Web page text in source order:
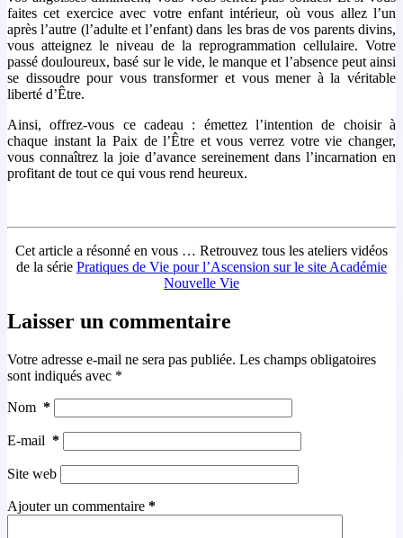
faites cet exercice avec votre enfant intérieur, où vous allez l’un
après l’autre (l’adulte et l’enfant) dans les bras de vos parents divins,
vous atteignez le niveau de la reprogrammation cellulaire. Votre
passé douloureux, basé sur le vide, le manque et l’absence peut ainsi
se dissoudre pour vous transformer et vous mener à la véritable
liberté d’Être.
Ainsi, offrez-vous ce cadeau : émettez l’intention de choisir à
chaque instant la Paix de l’Être et vous verrez votre vie changer,
vous connaîtrez la joie d’avance sereinement dans l’incarnation en
profitant de tout ce qui vous rend heureux.
Cet article a résonné en vous … Retrouvez tous les ateliers vidéos
de la série Pratiques de Vie pour l’Ascension sur le site Académie
Nouvelle Vie
Laisser un commentaire
Votre adresse e-mail ne sera pas publiée. Les champs obligatoires
sont indiqués avec *
Nom *
E-mail *
Site web
Ajouter un commentaire *